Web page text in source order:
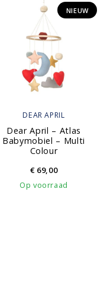
DEAR APRIL
Dear April – Atlas
Babymobiel – Multi
Colour
NIEUW
€69,00
Op voorraad